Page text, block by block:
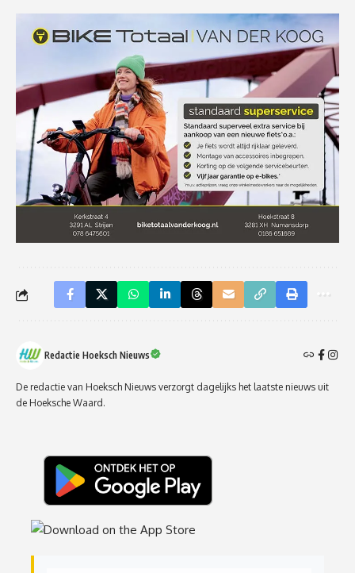
Redactie Hoeksch Nieuws
De redactie van Hoeksch Nieuws verzorgt dagelijks het laatste nieuws uit
de Hoeksche Waard.